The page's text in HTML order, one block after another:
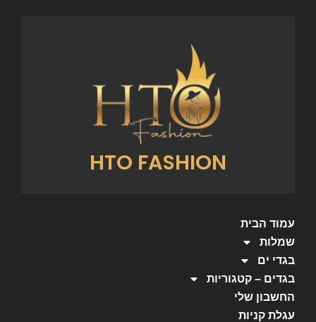
HTO FASHION
עמוד הבית
שמלות
בגדי ים
בגדים – קטגוריות
החשבון שלי
עגלת קניות